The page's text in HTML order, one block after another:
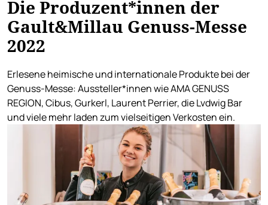
Die Produzent*innen der
Gault&Millau Genuss-Messe
2022
Erlesene heimische und internationale Produkte bei der
Genuss-Messe: Aussteller*innen wie AMA GENUSS
REGION, Cibus, Gurkerl, Laurent Perrier, die Lvdwig Bar
und viele mehr laden zum vielseitigen Verkosten ein.